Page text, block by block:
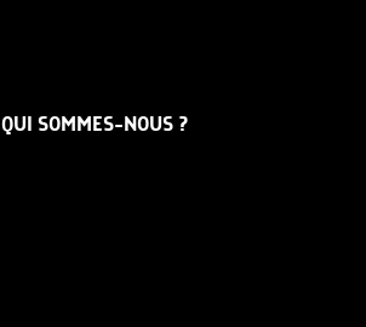
QUI SOMMES-NOUS ?